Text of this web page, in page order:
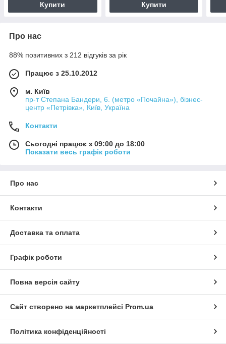
Купити Купити
Про нас
88% позитивних з 212 відгуків за рік
Працює з 25.10.2012
м. Київ
пр-т Степана Бандери, 6. (метро «Почайна»), бізнес-
центр «Петрівка», Київ, Україна
Контакти
Сьогодні працює з 09:00 до 18:00
Показати весь графік роботи
Про нас
Контакти
Доставка та оплата
Графік роботи
Повна версія сайту
Сайт створено на маркетплейсі Prom.ua
Політика конфіденційності